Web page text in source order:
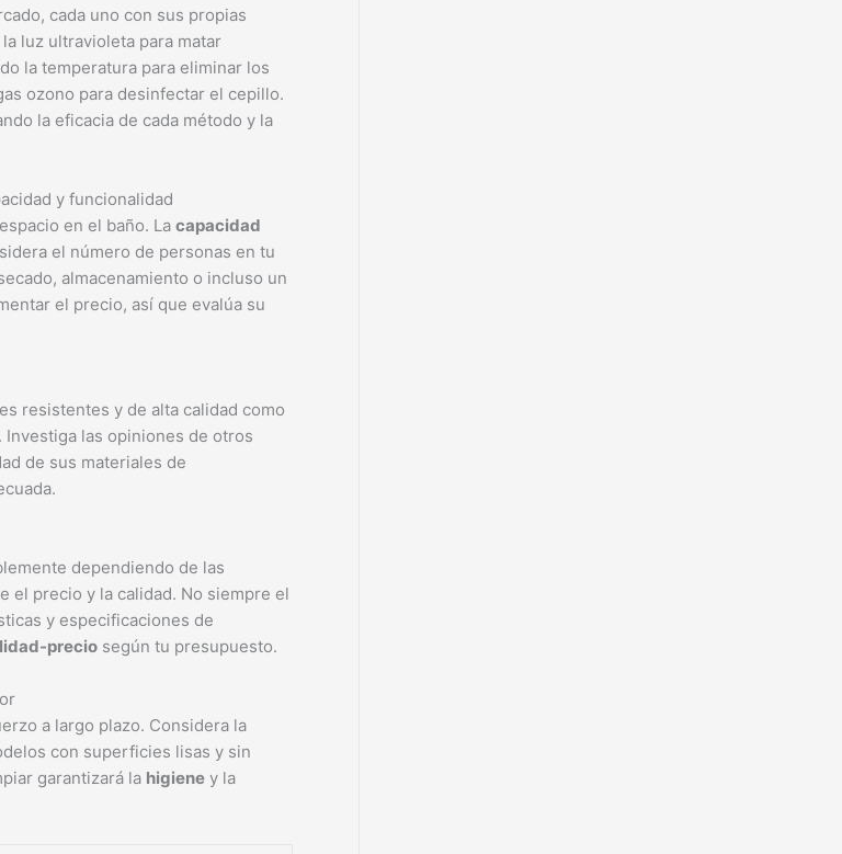
cada uno con sus propias
luz ultravioleta para matar
la temperatura para eliminar los
ozono para desinfectar el cepillo.
la eficacia de cada método y la
y funcionalidad
en el baño. La capacidad
el número de personas en tu
almacenamiento o incluso un
el precio, así que evalúa su
resistentes y de alta calidad como
las opiniones de otros
de sus materiales de
dependiendo de las
el precio y la calidad. No siempre el
y especificaciones de
precio según tu presupuesto.
a largo plazo. Considera la
con superficies lisas y sin
garantizará la higiene y la